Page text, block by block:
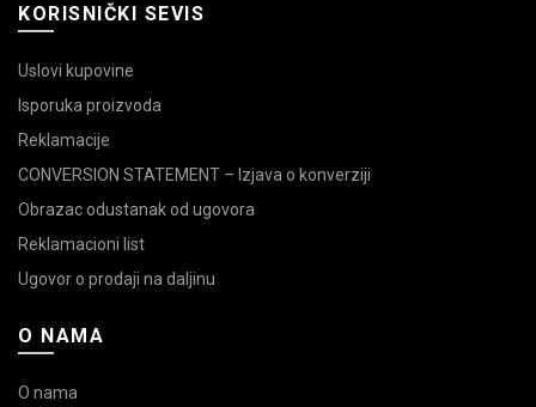
KORISNIČKI SEVIS
Uslovi kupovine
Isporuka proizvoda
Reklamacije
CONVERSION STATEMENT – Izjava o konverziji
Obrazac odustanak od ugovora
Reklamacioni list
Ugovor o prodaji na daljinu
O NAMA
O nama